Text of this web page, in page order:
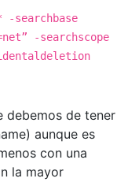
searchbase
-searchscope
debemos de tener
aunque es
con una
la mayor